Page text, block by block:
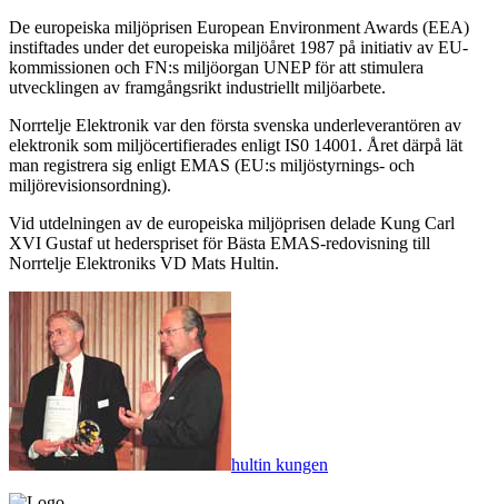
De europeiska miljöprisen European Environment Awards (EEA)
instiftades under det europeiska miljöåret 1987 på initiativ av EU-
kommissionen och FN:s miljöorgan UNEP för att stimulera
utvecklingen av framgångsrikt industriellt miljöarbete.
Norrtelje Elektronik var den första svenska underleverantören av
elektronik som miljöcertifierades enligt IS0 14001. Året därpå lät
man registrera sig enligt EMAS (EU:s miljöstyrnings- och
miljörevisionsordning).
Vid utdelningen av de europeiska miljöprisen delade Kung Carl
XVI Gustaf ut hederspriset för Bästa EMAS-redovisning till
Norrtelje Elektroniks VD Mats Hultin.
hultin kungen